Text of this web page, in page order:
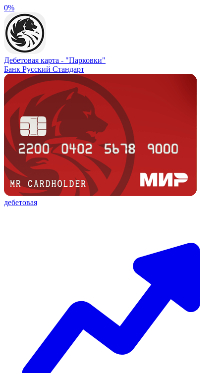
0%
Дебетовая карта - "Парковки"
Банк Русский Стандарт
дебетовая